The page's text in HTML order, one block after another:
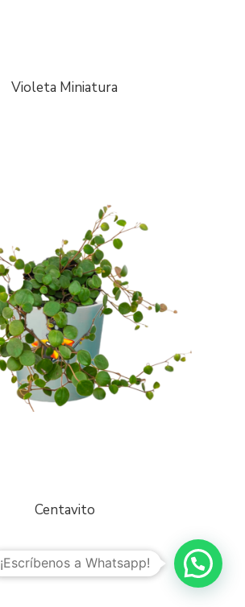
Violeta Miniatura
Centavito
¡Escríbenos a Whatsapp!